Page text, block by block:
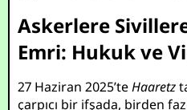
Askerlere
Emri: Hukuk ve
27 Haziran 2025’teHaaretz
çarpıcı bir ifşada, birden